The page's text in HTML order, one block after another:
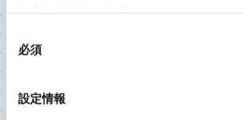
必須
設定情報
いく治療を
独立行政法人労働者健康安全